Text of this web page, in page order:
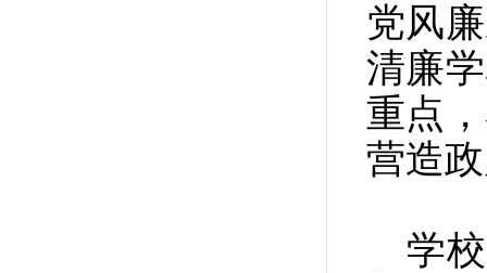
党风
清廉
重点
营造
学